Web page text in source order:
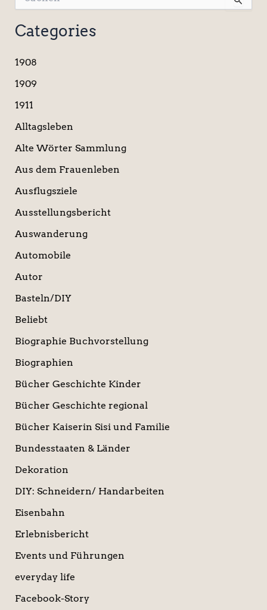
u
c
h
n
a
h
Categories
1908
1909
1911
Alltagsleben
Alte Wörter Sammlung
Aus dem Frauenleben
Ausflugsziele
Ausstellungsbericht
Auswanderung
Automobile
Autor
Basteln/DIY
Beliebt
Biographie Buchvorstellung
Biographien
Bücher Geschichte Kinder
Bücher Geschichte regional
Bücher Kaiserin Sisi und Familie
Bundesstaaten & Länder
Dekoration
DIY: Schneidern/ Handarbeiten
Eisenbahn
Erlebnisbericht
Events und Führungen
everyday life
Facebook-Story